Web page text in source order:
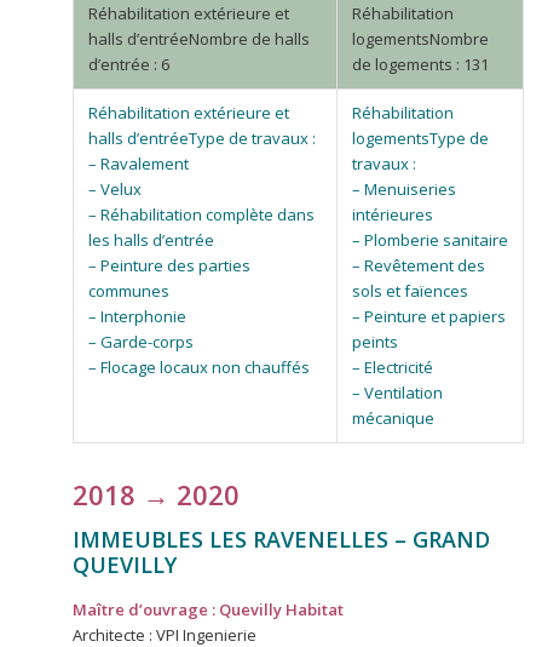
Nombre de halls
d’entrée : 6
Nombre
de logements : 131
Type de travaux :
– Ravalement
– Velux
– Réhabilitation complète dans
les halls d’entrée
– Peinture des parties
communes
– Interphonie
– Garde-corps
– Flocage locaux non chauffés
Type de
travaux :
– Menuiseries
intérieures
– Plomberie sanitaire
– Revêtement des
sols et faïences
– Peinture et papiers
peints
– Electricité
– Ventilation
mécanique
2018 → 2020
IMMEUBLES LES RAVENELLES – GRAND
QUEVILLY
Maître d’ouvrage : Quevilly Habitat
Architecte : VPI Ingenierie